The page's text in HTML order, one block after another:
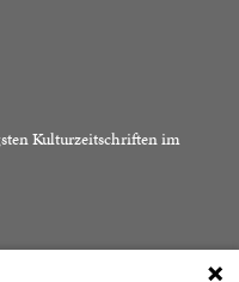
Kulturzeitschriften im